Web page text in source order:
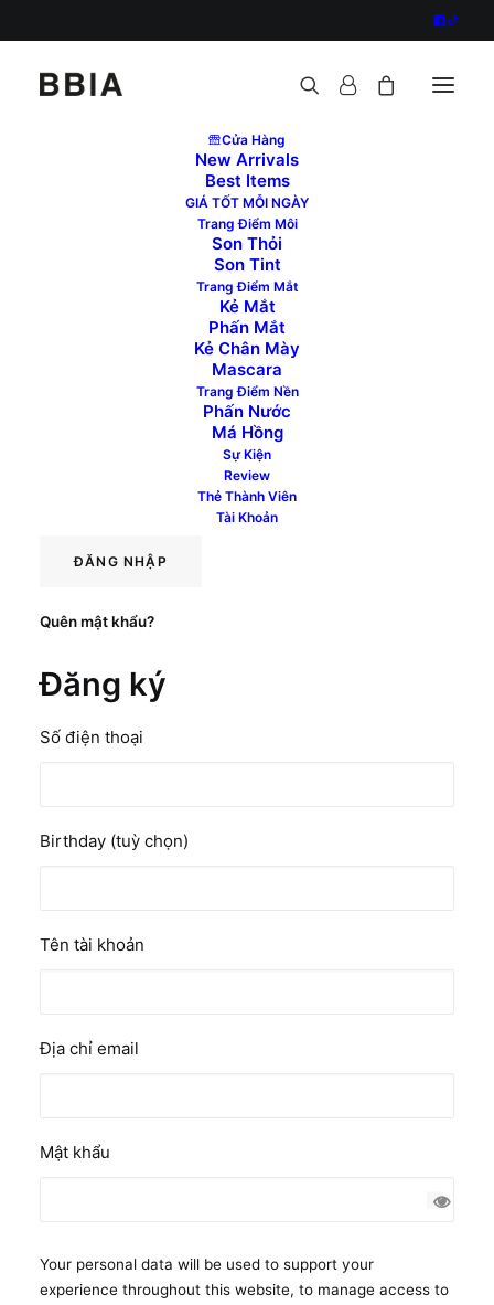
Cửa Hàng
New Arrivals
Best Items
GIÁ TỐT MỖI NGÀY
Trang Điểm Môi
Son Thỏi
Son Tint
Trang Điểm Mắt
Kẻ Mắt
Phấn Mắt
Kẻ Chân Mày
Mascara
Trang Điểm Nền
Phấn Nước
Má Hồng
Sự Kiện
Review
Thẻ Thành Viên
Tài Khoản
Tên tài khoản hoặc địa chỉ email
ĐĂNG NHẬP
Quên mật khẩu?
Đăng ký
Số điện thoại
Birthday (tuỳ chọn)
Tên tài khoản
Địa chỉ email
Mật khẩu
Your personal data will be used to support your
experience throughout this website, to manage access to